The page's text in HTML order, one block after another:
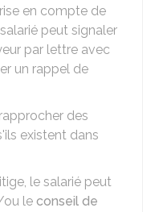
en compte de
peut signaler
par lettre avec
un rappel de
des
existent dans
le salarié peut
le conseil de